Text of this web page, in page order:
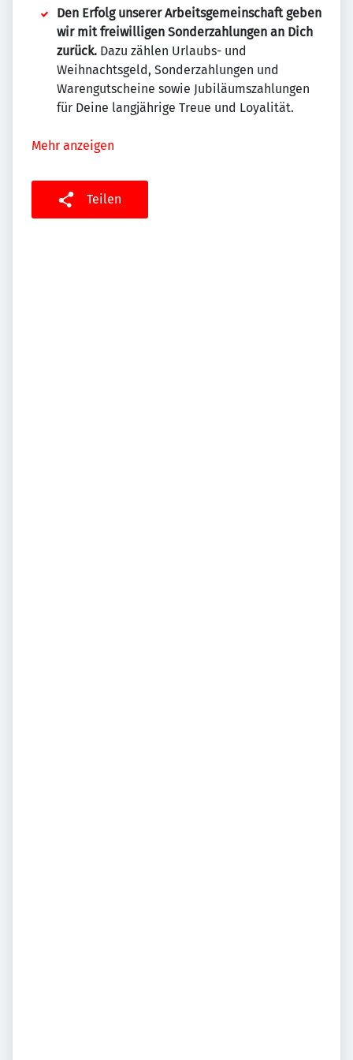
Den Erfolg unserer Arbeitsgemeinschaft geben
wir mit freiwilligen Sonderzahlungen an Dich
zurück. Dazu zählen Urlaubs- und
Weihnachtsgeld, Sonderzahlungen und
Warengutscheine sowie Jubiläumszahlungen
für Deine langjährige Treue und Loyalität.
Mehr anzeigen
Teilen